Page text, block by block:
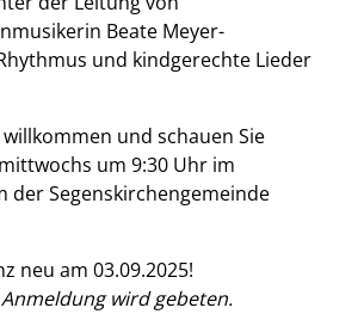
Beate Meyer-
und kindgerechte Lieder
willkommen und schauen Sie
um 9:30 Uhr im
der Segenskirchengemeinde
neu am 03.09.2025!
wird gebeten.